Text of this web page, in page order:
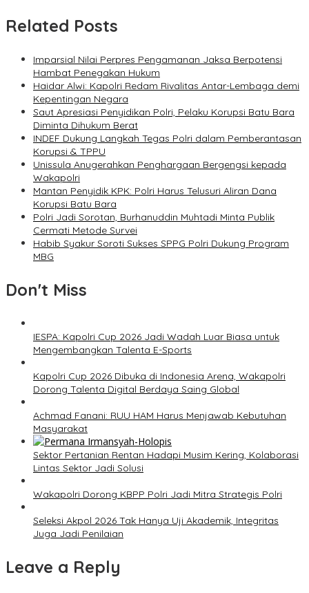
Related Posts
Imparsial Nilai Perpres Pengamanan Jaksa Berpotensi
Hambat Penegakan Hukum
Haidar Alwi: Kapolri Redam Rivalitas Antar-Lembaga demi
Kepentingan Negara
Saut Apresiasi Penyidikan Polri, Pelaku Korupsi Batu Bara
Diminta Dihukum Berat
INDEF Dukung Langkah Tegas Polri dalam Pemberantasan
Korupsi & TPPU
Unissula Anugerahkan Penghargaan Bergengsi kepada
Wakapolri
Mantan Penyidik KPK: Polri Harus Telusuri Aliran Dana
Korupsi Batu Bara
Polri Jadi Sorotan, Burhanuddin Muhtadi Minta Publik
Cermati Metode Survei
Habib Syakur Soroti Sukses SPPG Polri Dukung Program
MBG
Don't Miss
IESPA: Kapolri Cup 2026 Jadi Wadah Luar Biasa untuk
Mengembangkan Talenta E-Sports
Kapolri Cup 2026 Dibuka di Indonesia Arena, Wakapolri
Dorong Talenta Digital Berdaya Saing Global
Achmad Fanani: RUU HAM Harus Menjawab Kebutuhan
Masyarakat
Sektor Pertanian Rentan Hadapi Musim Kering, Kolaborasi
Lintas Sektor Jadi Solusi
Wakapolri Dorong KBPP Polri Jadi Mitra Strategis Polri
Seleksi Akpol 2026 Tak Hanya Uji Akademik, Integritas
Juga Jadi Penilaian
Leave a Reply